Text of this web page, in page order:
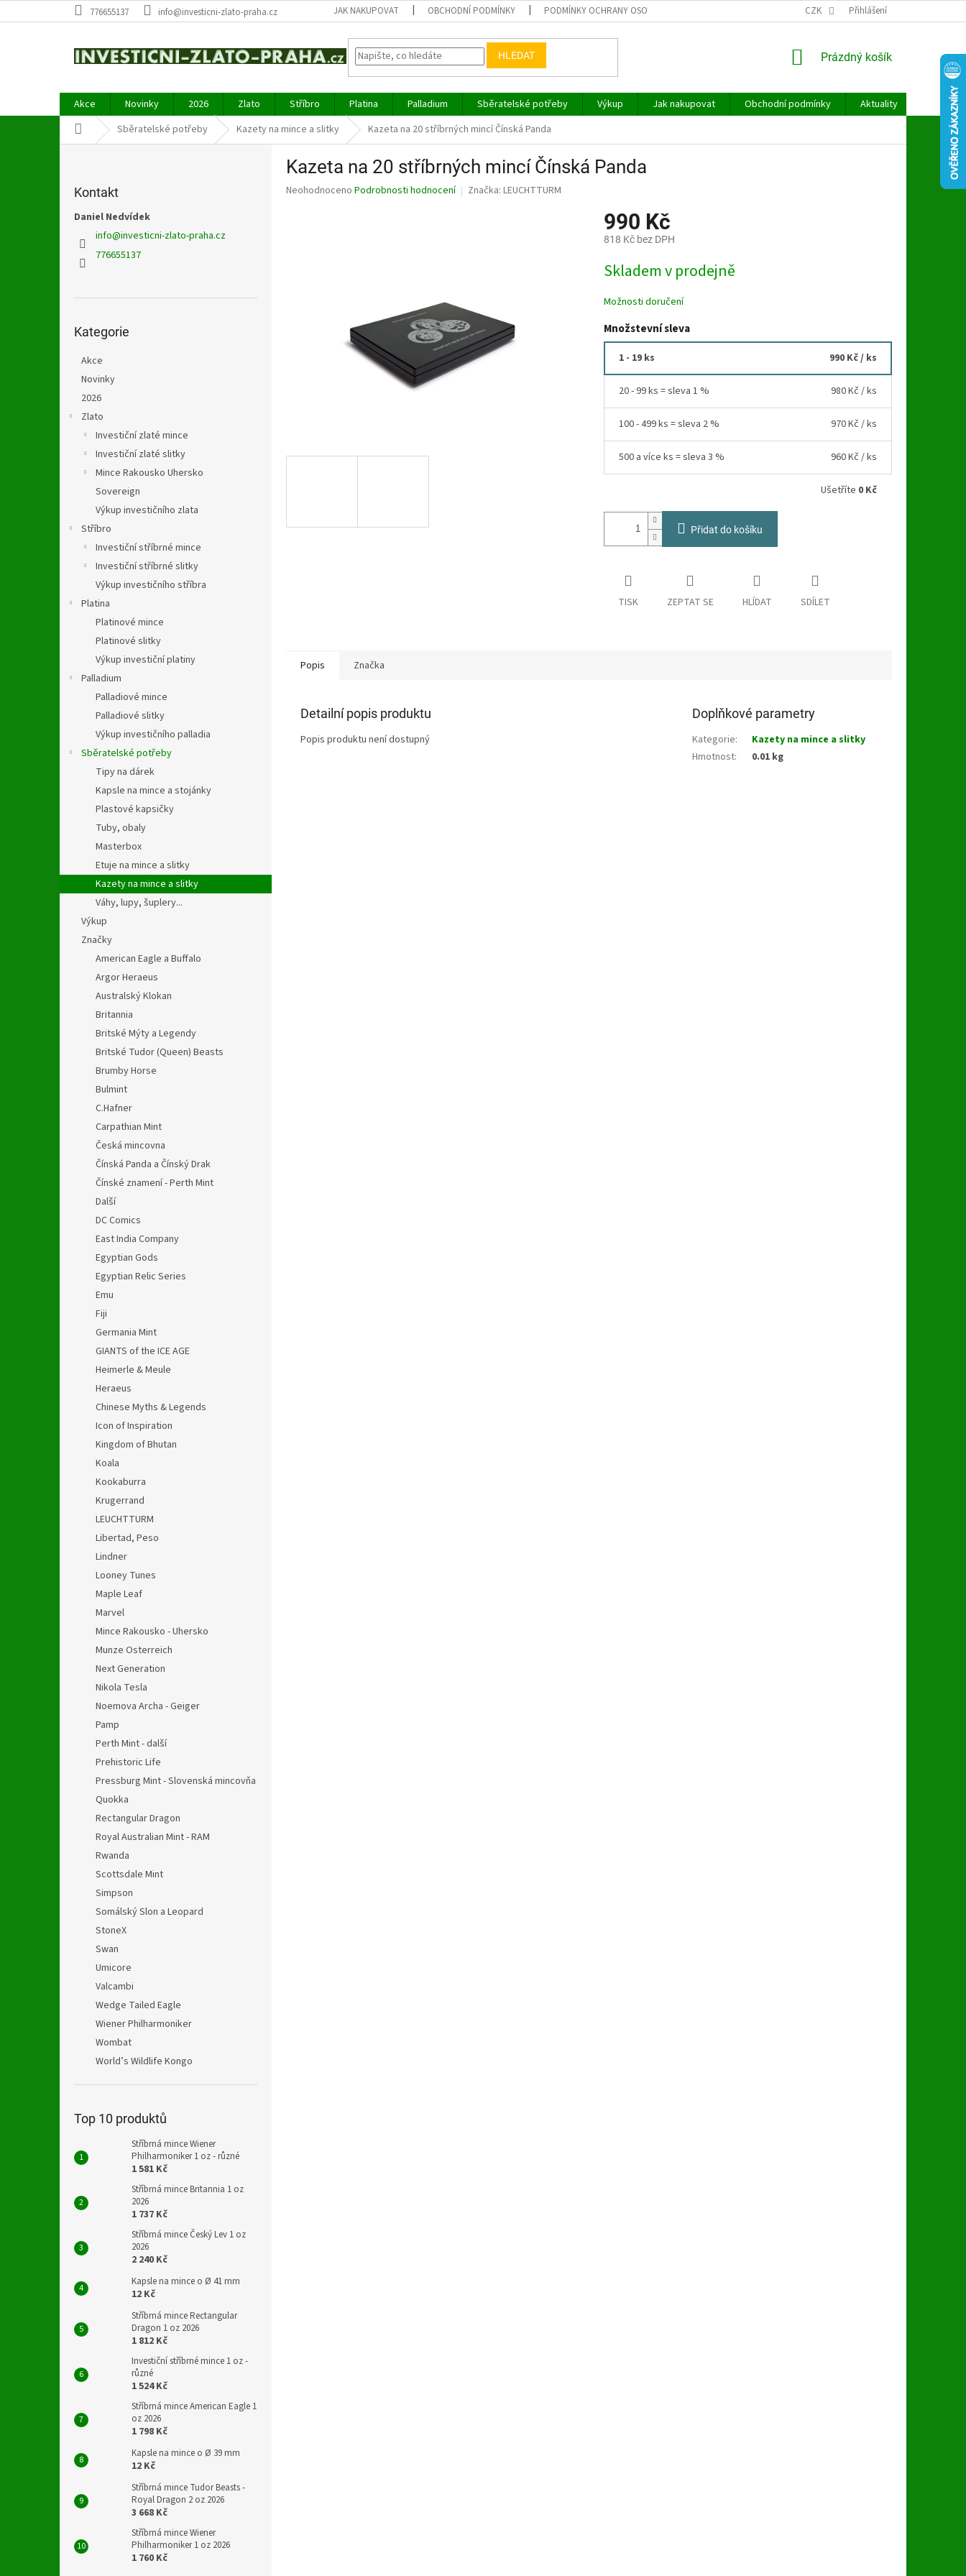
na
776655137 info@investicni-zlato-praha.cz JAK NAKUPOVAT OBCHODNÍ PODMÍNKY PODMÍNKY OCHRANY OSOBNÍCH ÚDAJŮ CZK Přihlášení
HLEDAT
NÁKUPNÍ
Prázdný košík
Akce Novinky 2026 Zlato Stříbro Platina Palladium Sběratelské potřeby Výkup Jak nakupovat Obchodní podmínky Aktuality
Kontakt
Domů Sběratelské potřeby Kazety na mince a slitky Kazeta na 20 stříbrných mincí Čínská Panda
Kontakt
Daniel Nedvídek
info@investicni-zlato-praha.cz
776655137
kategorie
Kategorie
Akce
Novinky
2026
Zlato
Investiční zlaté mince
Investiční zlaté slitky
Mince Rakousko Uhersko
Sovereign
Výkup investičního zlata
Stříbro
Investiční stříbrné mince
Investiční stříbrné slitky
Výkup investičního stříbra
Platina
Platinové mince
Platinové slitky
Výkup investiční platiny
Palladium
Palladiové mince
Palladiové slitky
Výkup investičního palladia
Sběratelské potřeby
Tipy na dárek
Kapsle na mince a stojánky
Plastové kapsičky
Tuby, obaly
Masterbox
Etuje na mince a slitky
Kazety na mince a slitky
Váhy, lupy, šuplery...
Výkup
Značky
American Eagle a Buffalo
Argor Heraeus
Australský Klokan
Britannia
Britské Mýty a Legendy
Britské Tudor (Queen) Beasts
Brumby Horse
Bulmint
C.Hafner
Carpathian Mint
Česká mincovna
Čínská Panda a Čínský Drak
Čínské znamení - Perth Mint
Další
DC Comics
East India Company
Egyptian Gods
Egyptian Relic Series
Emu
Fiji
Germania Mint
GIANTS of the ICE AGE
Heimerle & Meule
Heraeus
Chinese Myths & Legends
Icon of Inspiration
Kingdom of Bhutan
Koala
Kookaburra
Krugerrand
LEUCHTTURM
Libertad, Peso
Lindner
Looney Tunes
Maple Leaf
Marvel
Mince Rakousko - Uhersko
Munze Osterreich
Next Generation
Nikola Tesla
Noemova Archa - Geiger
Pamp
Perth Mint - další
Prehistoric Life
Pressburg Mint - Slovenská mincovňa
Quokka
Rectangular Dragon
Royal Australian Mint - RAM
Rwanda
Scottsdale Mint
Simpson
Somálský Slon a Leopard
StoneX
Swan
Umicore
Valcambi
Wedge Tailed Eagle
Wiener Philharmoniker
Wombat
World’s Wildlife Kongo
Top 10 produktů
Stříbrná mince Wiener
Philharmoniker 1 oz - různé
1 581 Kč
Stříbrná mince Britannia 1 oz
2026
1 737 Kč
Stříbrná mince Český Lev 1 oz
2026
2 240 Kč
Kapsle na mince o Ø 41 mm
12 Kč
Stříbrná mince Rectangular
Dragon 1 oz 2026
1 812 Kč
Investiční stříbrné mince 1 oz -
různé
1 524 Kč
Stříbrná mince American Eagle 1
oz 2026
1 798 Kč
Kapsle na mince o Ø 39 mm
12 Kč
Stříbrná mince Tudor Beasts -
Royal Dragon 2 oz 2026
3 668 Kč
Stříbrná mince Wiener
Philharmoniker 1 oz 2026
1 760 Kč
Kazeta na 20 stříbrných mincí Čínská Panda
Průměrné
Neohodnoceno Podrobnosti hodnocení Značka: LEUCHTTURM
990 Kč
818 Kč bez DPH
cena:
Skladem v prodejně
Možnosti doručení
Množstevní sleva
1 - 19 ks 990 Kč/ ks
20 - 99 ks = sleva 1 % 980 Kč / ks
100 - 499 ks = sleva 2 % 970 Kč / ks
500 a více ks = sleva 3 % 960 Kč / ks
Ušetříte 0 Kč
Přidat do košíku
TISK ZEPTAT SE HLÍDAT SDÍLET
Popis Značka
Detailní popis produktu
Popis produktu není dostupný
Doplňkové parametry
Kategorie:
Kazety na mince a slitky
Hmotnost: 0.01 kg